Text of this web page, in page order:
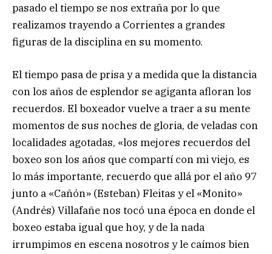
pasado el tiempo se nos extraña por lo que
realizamos trayendo a Corrientes a grandes
figuras de la disciplina en su momento.
El tiempo pasa de prisa y a medida que la distancia
con los años de esplendor se agiganta afloran los
recuerdos. El boxeador vuelve a traer a su mente
momentos de sus noches de gloria, de veladas con
localidades agotadas, «los mejores recuerdos del
boxeo son los años que compartí con mi viejo, es
lo más importante, recuerdo que allá por el año 97
junto a «Cañón» (Esteban) Fleitas y el «Monito»
(Andrés) Villafañe nos tocó una época en donde el
boxeo estaba igual que hoy, y de la nada
irrumpimos en escena nosotros y le caímos bien